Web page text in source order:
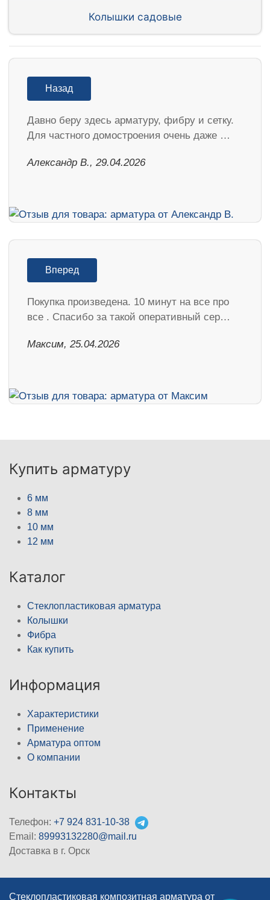
Колышки садовые
Назад
Давно беру здесь арматуру, фибру и сетку.
Для частного домостроения очень даже …
Александр В., 29.04.2026
Вперед
Покупка произведена. 10 минут на все про
все . Спасибо за такой оперативный сер…
Максим, 25.04.2026
Купить арматуру
6 мм
8 мм
10 мм
12 мм
Каталог
Стеклопластиковая арматура
Колышки
Фибра
Как купить
Информация
Характеристики
Применение
Арматура оптом
О компании
Контакты
Телефон: +7 924 831-10-38
Email: 89993132280@mail.ru
Доставка в г. Орск
Стеклопластиковая композитная арматура от